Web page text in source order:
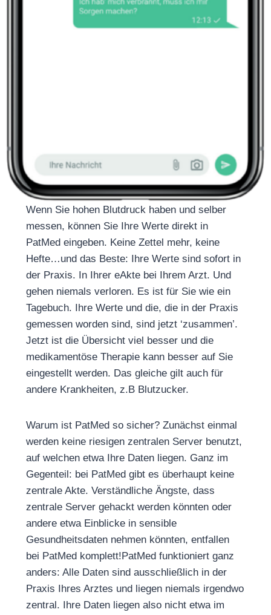
Wenn Sie hohen Blutdruck haben und selber
messen, können Sie Ihre Werte direkt in
PatMed eingeben. Keine Zettel mehr, keine
Hefte…und das Beste: Ihre Werte sind sofort in
der Praxis. In Ihrer eAkte bei Ihrem Arzt. Und
gehen niemals verloren. Es ist für Sie wie ein
Tagebuch. Ihre Werte und die, die in der Praxis
gemessen worden sind, sind jetzt ‘zusammen’.
Jetzt ist die Übersicht viel besser und die
medikamentöse Therapie kann besser auf Sie
eingestellt werden. Das gleiche gilt auch für
andere Krankheiten, z.B Blutzucker.
Warum ist PatMed so sicher? Zunächst einmal
werden keine riesigen zentralen Server benutzt,
auf welchen etwa Ihre Daten liegen. Ganz im
Gegenteil: bei PatMed gibt es überhaupt keine
zentrale Akte. Verständliche Ängste, dass
zentrale Server gehackt werden könnten oder
andere etwa Einblicke in sensible
Gesundheitsdaten nehmen könnten, entfallen
bei PatMed komplett!PatMed funktioniert ganz
anders: Alle Daten sind ausschließlich in der
Praxis Ihres Arztes und liegen niemals irgendwo
zentral. Ihre Daten liegen also nicht etwa im